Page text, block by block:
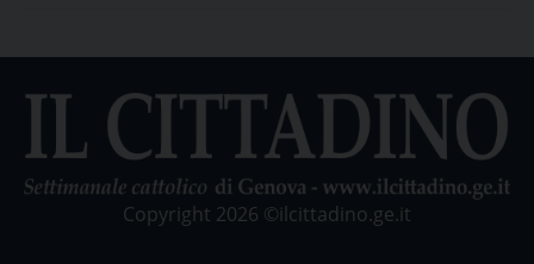
Copyright 2026 ©ilcittadino.ge.it